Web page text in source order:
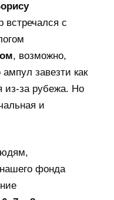
встречался с
, возможно,
ампул завезти как
из-за рубежа. Но
и
фонда